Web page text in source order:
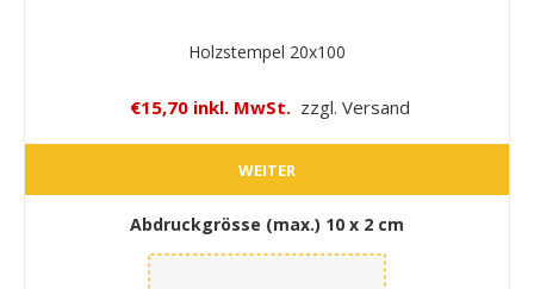
Holzstempel 20x100
€15,70 inkl. MwSt. zzgl. Versand
WEITER
Abdruckgrösse (max.) 10 x 2 cm